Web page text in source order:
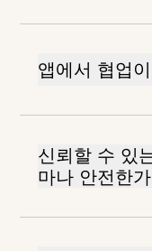
앱에서 협업
신뢰할 수 있
마나 안전한